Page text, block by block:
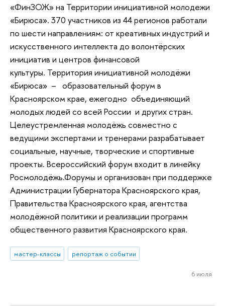
«ФинЗОЖ» на Территории инициативной молодежи
«Бирюса». 370 участников из 44 регионов работали
по шести направлениям: от креативных индустрий и
искусственного интеллекта до волонтёрских
инициатив и центров финансовой
культуры. Территория инициативной молодёжи
«Бирюса» – образовательный форум в
Красноярском крае, ежегодно объединяющий
молодых людей со всей России и других стран.
Целеустремленная молодёжь совместно с
ведущими экспертами и тренерами разрабатывает
социальные, научные, творческие и спортивные
проекты. Всероссийский форум входит в линейку
Росмолодёжь.Форумы и организован при поддержке
Администрации Губернатора Красноярского края,
Правительства Красноярского края, агентства
молодёжной политики и реализации программ
общественного развития Красноярского края.
мастер-классы репортаж о событии
6 июля